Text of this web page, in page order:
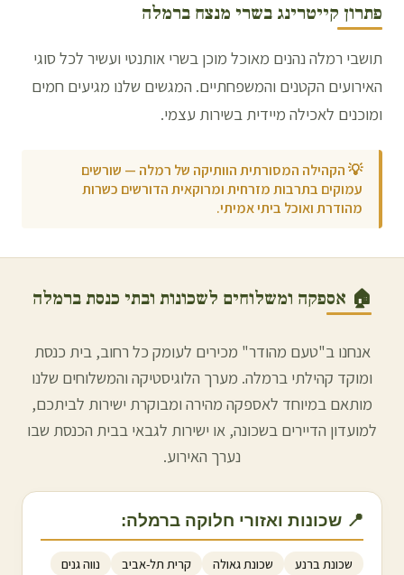
פתרון קייטרינג בשרי מנצח ברמלה
תושבי רמלה נהנים מאוכל מוכן בשרי אותנטי ועשיר לכל סוגי
האירועים הקטנים והמשפחתיים. המגשים שלנו מגיעים חמים
ומוכנים לאכילה מיידית בשירות עצמי.
💡הקהילה המסורתית הוותיקה של רמלה — שורשים
עמוקים בתרבות מזרחית ומרוקאית הדורשים כשרות
מהודרת ואוכל ביתי אמיתי.
🏠 אספקה ומשלוחים לשכונות ובתי כנסת ברמלה
אנחנו ב"טעם מהודר" מכירים לעומק כל רחוב, בית כנסת
ומוקד קהילתי ברמלה. מערך הלוגיסטיקה והמשלוחים שלנו
מותאם במיוחד לאספקה מהירה ומבוקרת ישירות לביתכם,
למועדון הדיירים בשכונה, או ישירות לגבאי בבית הכנסת שבו
נערך האירוע.
📍 שכונות ואזורי חלוקה ברמלה:
שכונת ברנע שכונת גאולה קרית תל-אביב
נווה גנים